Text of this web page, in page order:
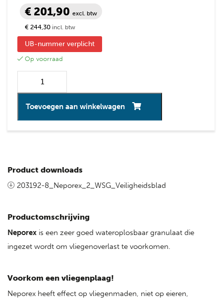
€ 201,90 excl. btw
€ 244,30 incl. btw
UB-nummer verplicht
Op voorraad
Toevoegen aan winkelwagen
Product downloads
203192-8_Neporex_2_WSG_Veiligheidsblad
Productomschrijving
Neporex is een zeer goed wateroplosbaar granulaat die
ingezet wordt om vliegenoverlast te voorkomen.
Voorkom een vliegenplaag!
Neporex heeft effect op vliegenmaden, niet op eieren,